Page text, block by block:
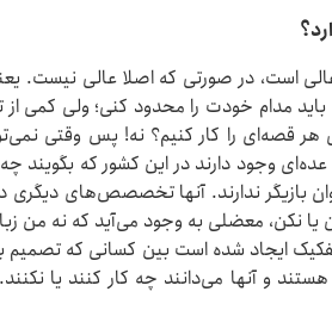
است، در صورتی که اصلا عالی نیست.
مدام خودت را محدود کنی؛ ولی کمی از
قصه‌ای را کار کنیم؟ نه! پس وقتی
وجود دارند در این کشور که بگویند
ندارند. آنها تخصصص‌های دیگری
معضلی به وجود می‌آید که نه من
ایجاد شده است بین کسانی که تصمیم
و آنها می‌دانند چه کار کنند یا